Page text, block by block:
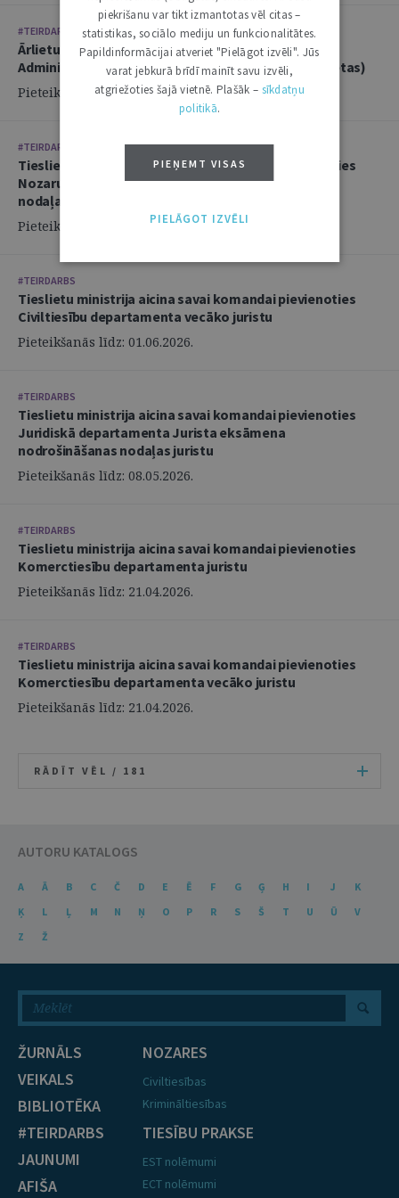
#TEIRDARBS
Ārlietu ministrija aicina savā komandā pievienoties
Administratīvi tiesiskās nodaļas juristu (2 amata vietas)
Pieteikšanās līdz: 14.06.2026.
#TEIRDARBS
Tieslietu ministrija aicina savai komandai pievienoties
Nozaru politikas departamenta Politikas izstrādes
nodaļas juristu
Pieteikšanās līdz: 02.06.2026.
#TEIRDARBS
Tieslietu ministrija aicina savai komandai pievienoties
Civiltiesību departamenta vecāko juristu
Pieteikšanās līdz: 01.06.2026.
#TEIRDARBS
Tieslietu ministrija aicina savai komandai pievienoties
Juridiskā departamenta Jurista eksāmena
nodrošināšanas nodaļas juristu
Pieteikšanās līdz: 08.05.2026.
#TEIRDARBS
Tieslietu ministrija aicina savai komandai pievienoties
Komerctiesību departamenta juristu
Pieteikšanās līdz: 21.04.2026.
#TEIRDARBS
Tieslietu ministrija aicina savai komandai pievienoties
Komerctiesību departamenta vecāko juristu
Pieteikšanās līdz: 21.04.2026.
RĀDĪT VĒL / 181
AUTORU KATALOGS
A Ā B C Č D E Ē F G Ģ H I J
K
Ķ
L Ļ M N Ņ O P R S Š T U Ū
V
Z
Ž
ŽURNĀLS
VEIKALS
BIBLIOTĒKA
#TEIRDARBS
JAUNUMI
AFIŠA
NOZARES
Civiltiesības
Krimināltiesības
TIESĪBU PRAKSE
EST nolēmumi
ECT nolēmumi
piekrišanu var tikt izmantotas vēl citas –
statistikas, sociālo mediju un funkcionalitātes.
Papildinformācijai atveriet "Pielāgot izvēli". Jūs
varat jebkurā brīdī mainīt savu izvēli,
atgriežoties šajā vietnē. Plašāk – sīkdatņu
politikā.
PIEŅEMT VISAS
PIELĀGOT IZVĒLI